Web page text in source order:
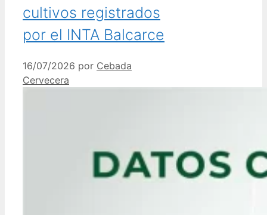
cultivos registrados
por el INTA Balcarce
16/07/2026 por Cebada
Cervecera